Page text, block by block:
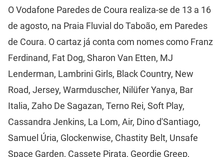
O Vodafone Paredes de Coura realiza-se de 13 a 16
de agosto, na Praia Fluvial do Taboão, em Paredes
de Coura. O cartaz já conta com nomes como Franz
Ferdinand, Fat Dog, Sharon Van Etten, MJ
Lenderman, Lambrini Girls, Black Country, New
Road, Jersey, Warmduscher, Nilüfer Yanya, Bar
Italia, Zaho De Sagazan, Terno Rei, Soft Play,
Cassandra Jenkins, La Lom, Air, Dino d'Santiago,
Samuel Úria, Glockenwise, Chastity Belt, Unsafe
Space Garden, Cassete Pirata, Geordie Greep,